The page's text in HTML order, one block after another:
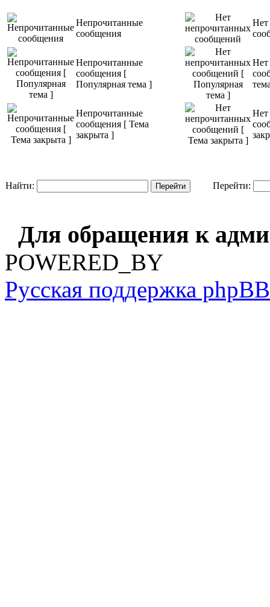
Непрочитанные
сообщения
Нет
Непрочитанные
сообщения [
Популярная тема ]
Нет
Непрочитанные
сообщения [ Тема
закрыта ]
Нет
Найти: Перейти:
Для обращения к
POWERED_BY
Русская поддержка phpBB